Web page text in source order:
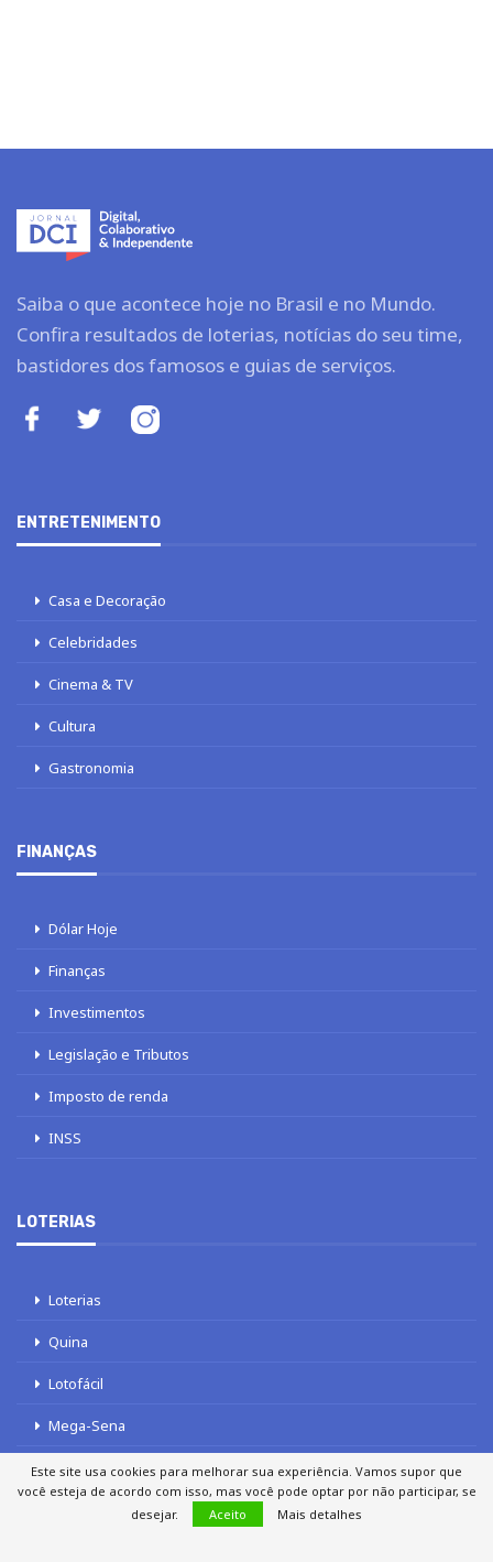
Saiba o que acontece hoje no Brasil e no Mundo.
Confira resultados de loterias, notícias do seu time,
bastidores dos famosos e guias de serviços.
ENTRETENIMENTO
Casa e Decoração
Celebridades
Cinema & TV
Cultura
Gastronomia
FINANÇAS
Dólar Hoje
Finanças
Investimentos
Legislação e Tributos
Imposto de renda
INSS
LOTERIAS
Loterias
Quina
Lotofácil
Mega-Sena
Tele sena
Este site usa cookies para melhorar sua experiência. Vamos supor que
você esteja de acordo com isso, mas você pode optar por não participar, se
desejar.
Aceito Mais detalhes